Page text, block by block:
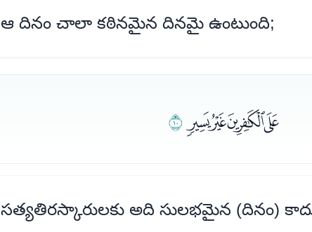
ఆ దినం చాలా కఠినమైన దినమై ఉంటుంది;
ﯫﯬﯭﯮﯯ
సత్యతిరస్కారులకు అది సులభమైన (దినం)